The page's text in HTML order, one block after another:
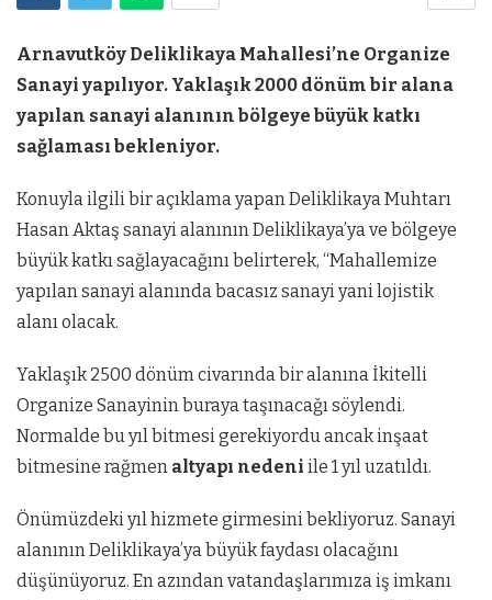
Arnavutköy Deliklikaya Mahallesi’ne Organize
Sanayi yapılıyor. Yaklaşık 2000 dönüm bir alana
yapılan sanayi alanının bölgeye büyük katkı
sağlaması bekleniyor.
Konuyla ilgili bir açıklama yapan Deliklikaya Muhtarı
Hasan Aktaş sanayi alanının Deliklikaya’ya ve bölgeye
büyük katkı sağlayacağını belirterek, “Mahallemize
yapılan sanayi alanında bacasız sanayi yani lojistik
alanı olacak.
Yaklaşık 2500 dönüm civarında bir alanına İkitelli
Organize Sanayinin buraya taşınacağı söylendi.
Normalde bu yıl bitmesi gerekiyordu ancak inşaat
bitmesine rağmen altyapı nedeni ile 1 yıl uzatıldı.
Önümüzdeki yıl hizmete girmesini bekliyoruz. Sanayi
alanının Deliklikaya’ya büyük faydası olacağını
düşünüyoruz. En azından vatandaşlarımıza iş imkanı